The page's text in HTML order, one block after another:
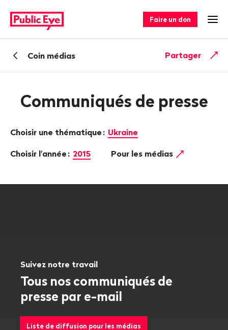
sur
publiceye.ch
rapide
Faire un don
RetourCoin médias Partager
Communiqués de presse
Choisir une thématique : Ukraine
Choisir l'année : 2015 Pour les médias
Suivez notre travail
Tous nos communiqués de
presse par e-mail
Liste de diffusion pour les médias